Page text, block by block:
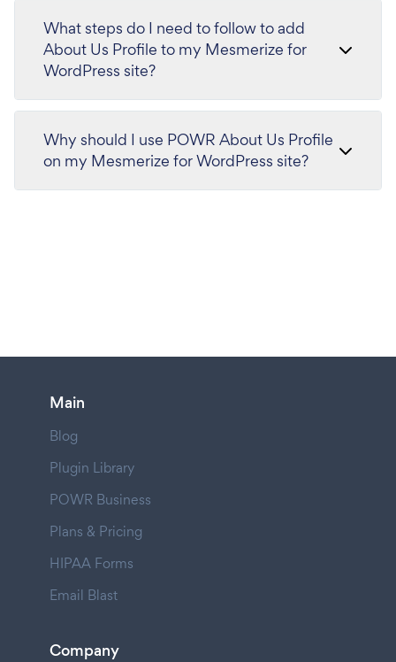
What steps do I need to follow to add
About Us Profile to my Mesmerize for
WordPress site?
Why should I use POWR About Us Profile
on my Mesmerize for WordPress site?
Main
Blog
Plugin Library
POWR Business
Plans & Pricing
HIPAA Forms
Email Blast
Company